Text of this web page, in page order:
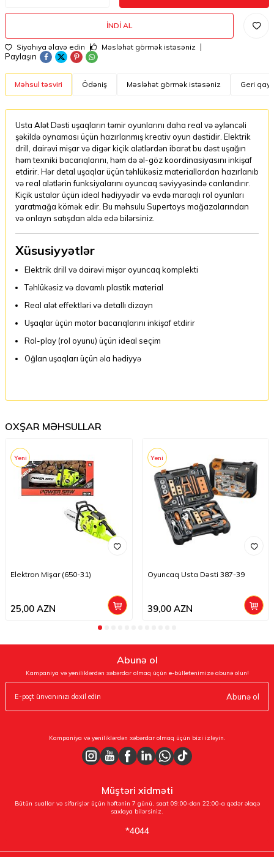
İNDI AL
Siyahıya əlavə edin Məsləhət görmək istəsəniz
Paylaşın
Məhsul təsviri Ödəniş Məsləhət görmək istəsəniz Geri
Usta Alət Dəsti uşaqların təmir oyunlarını daha real və əyləncəli
şəkildə oynaması üçün hazırlanmış kreativ oyun dəstidir. Elektrik
drill, dairəvi mişar və digər kiçik alətlərdən ibarət bu dəst uşağın
həm texniki bacarıqlarını, həm də əl-göz koordinasiyasını inkişaf
etdirir. Hər detal uşaqlar üçün təhlükəsiz materiallardan hazırlanıb
və real alətlərin funksiyalarını oyuncaq səviyyəsində canlandırır.
Kiçik ustalar üçün ideal hədiyyədir və evdə maraqlı rol oyunları
yaratmağa kömək edir. Bu məhsulu Supertoys mağazalarından
və onlayn satışdan əldə edə bilərsiniz.
Xüsusiyyətlər
Elektrik drill və dairəvi mişar oyuncaq komplekti
Təhlükəsiz və davamlı plastik material
Real alət effektləri və detallı dizayn
Uşaqlar üçün motor bacarıqlarını inkişaf etdirir
Rol-play (rol oyunu) üçün ideal seçim
Oğlan uşaqları üçün əla hədiyyə
OXŞAR MƏHSULLAR
Yeni
Elektron Mişar (650-31)
25,00 AZN
Yeni
Oyuncaq Usta Dəsti 387-39
39,00AZN
Abunə ol
Kampaniya və yeniliklərdən xəbərdar olmaq üçün e-bülletenimizə abunə olun!
Abunə ol
Kampaniya və yeniliklərdən xəbərdar olmaq üçün bizi izləyin.
Müştəri xidməti
Bütün suallar və sifarişlər üçün həftənin 7 günü, saat 09:00-dan 22:00-a qədər əlaqə
saxlaya bilərsiniz.
*4044